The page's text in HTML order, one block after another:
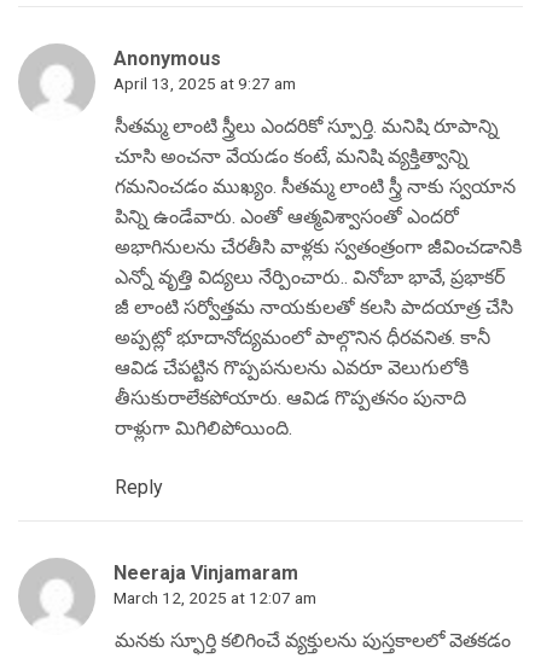
Anonymous
April 13, 2025 at 9:27 am
సీతమ్మ లాంటి స్త్రీలు ఎందరికో స్పూర్తి. మనిషి రూపాన్ని
చూసి అంచనా వేయడం కంటే, మనిషి వ్యక్తిత్వాన్ని
గమనించడం ముఖ్యం. సీతమ్మ లాంటి స్త్రీ నాకు స్వయాన
పిన్ని ఉండేవారు. ఎంతో ఆత్మవిశ్వాసంతో ఎందరో
అభాగినులను చేరతీసి వాళ్లకు స్వతంత్రంగా జీవించడానికి
ఎన్నో వృత్తి విద్యలు నేర్పించారు.. వినోబా భావే, ప్రభాకర్
జీ లాంటి సర్వోత్తమ నాయకులతో కలసి పాదయాత్ర చేసి
అప్పట్లో భూదానోద్యమంలో పాల్గొనిన ధీరవనిత. కానీ
ఆవిడ చేపట్టిన గొప్పపనులను ఎవరూ వెలుగులోకి
తీసుకురాలేకపోయారు. ఆవిడ గొప్పతనం పునాది
రాళ్లుగా మిగిలిపోయింది.
Reply
Neeraja Vinjamaram
March 12, 2025 at 12:07 am
మనకు స్ఫూర్తి కలిగించే వ్యక్తులను పుస్తకాలలో వెతకడం